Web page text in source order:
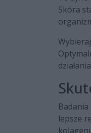
Skóra
lepsze